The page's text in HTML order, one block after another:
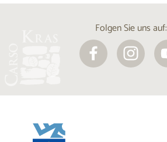
Folgen Sie uns auf: